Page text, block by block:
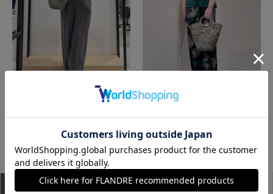
近鉄あべのハルカス7-IDconcept.
もっと見る